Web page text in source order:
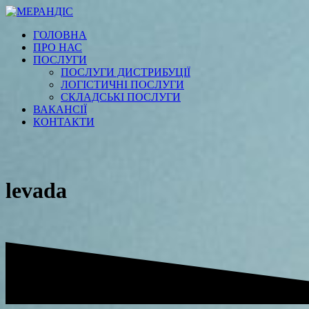
Перейти
содержимому
ГОЛОВНА
ПРО НАС
ПОСЛУГИ
ПОСЛУГИ ДИСТРИБУЦІЇ
ЛОГІСТИЧНІ ПОСЛУГИ
СКЛАДСЬКІ ПОСЛУГИ
ВАКАНСІЇ
КОНТАКТИ
levada